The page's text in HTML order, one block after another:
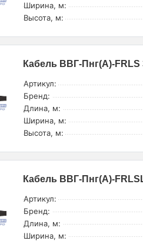
Ширина, м:
Высота, м:
Кабель ВВГ-Пнг(А)-FRLS
Артикул:
Бренд:
Длина, м:
Ширина, м:
Высота, м:
Кабель ВВГ-Пнг(А)-
Артикул:
Бренд:
Длина, м:
Ширина, м: